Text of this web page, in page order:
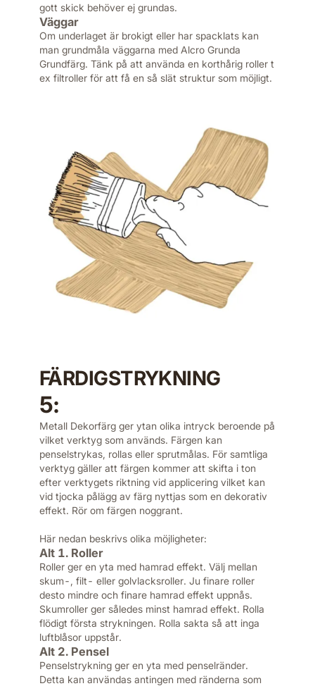
gott skick behöver ej grundas.
Väggar
Om underlaget är brokigt eller har spacklats kan
man grundmåla väggarna med Alcro Grunda
Grundfärg. Tänk på att använda en korthårig roller t
ex filtroller för att få en så slät struktur som möjligt.
FÄRDIGSTRYKNING
5:
Metall Dekorfärg ger ytan olika intryck beroende på
vilket verktyg som används. Färgen kan
penselstrykas, rollas eller sprutmålas. För samtliga
verktyg gäller att färgen kommer att skifta i ton
efter verktygets riktning vid applicering vilket kan
vid tjocka pålägg av färg nyttjas som en dekorativ
effekt. Rör om färgen noggrant.
Här nedan beskrivs olika möjligheter:
Alt 1. Roller
Roller ger en yta med hamrad effekt. Välj mellan
skum-, filt- eller golvlacksroller. Ju finare roller
desto mindre och finare hamrad effekt uppnås.
Skumroller ger således minst hamrad effekt. Rolla
flödigt första strykningen. Rolla sakta så att inga
luftblåsor uppstår.
Alt 2. Pensel
Penselstrykning ger en yta med penselränder.
Detta kan användas antingen med ränderna som